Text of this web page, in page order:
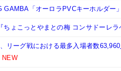
GAMBA「オーロラPVCキーホルダー
ちょこっとやまとの梅 コンサドーレ
リーグ戦における最多入場者数
NEW